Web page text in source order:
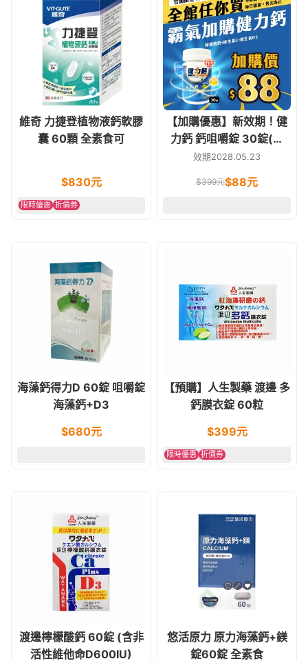
維奇 力捷登植物液鈣軟膠
囊 60顆 全素食可
$830元
限時優惠 折價券
【加購優惠】新效期！健
力鈣 鈣咀嚼錠 30錠(含
D3-800IU) 環保裸瓶裝
效期2028.05.23
$399元$88元
海藻鈣得力D 60錠 咀嚼錠
海藻鈣+D3
$680元
【預購】人生製藥 渡邊 多
鈣膜衣錠 60粒
$399元
限時優惠 折價券
渡邊檸檬酸鈣 60錠 (含非
活性維他命D600IU)
悠活原力 原力海藻鈣+鎂
錠60錠 全素食